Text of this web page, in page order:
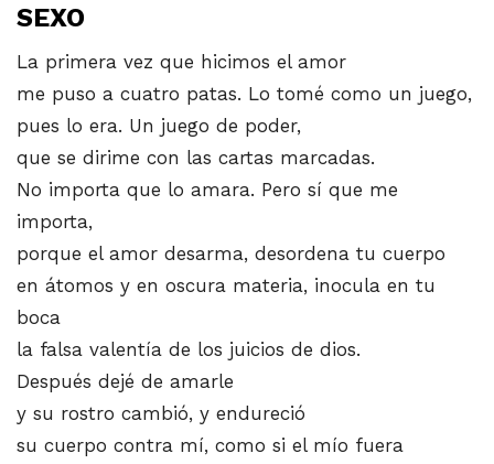
SEXO
La primera vez que hicimos el amor
me puso a cuatro patas. Lo tomé como un juego,
pues lo era. Un juego de poder,
que se dirime con las cartas marcadas.
No importa que lo amara. Pero sí que me
importa,
porque el amor desarma, desordena tu cuerpo
en átomos y en oscura materia, inocula en tu
boca
la falsa valentía de los juicios de dios.
Después dejé de amarle
y su rostro cambió, y endureció
su cuerpo contra mí, como si el mío fuera